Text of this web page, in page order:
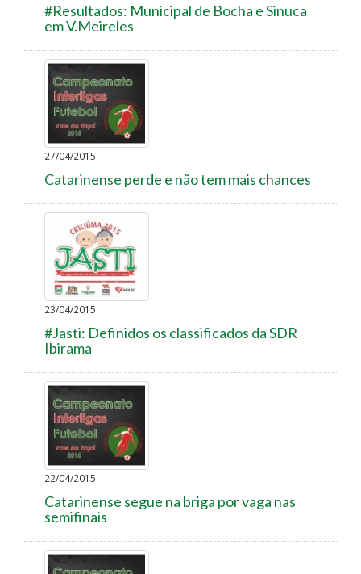
#Resultados: Municipal de Bocha e Sinuca
em V.Meireles
27/04/2015
Catarinense perde e não tem mais chances
23/04/2015
#Jasti: Definidos os classificados da SDR
Ibirama
22/04/2015
Catarinense segue na briga por vaga nas
semifinais